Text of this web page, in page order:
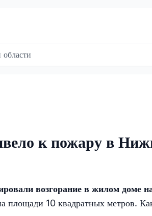
к пожару в
возгорание в жилом доме
площади 10 квадратных метров.